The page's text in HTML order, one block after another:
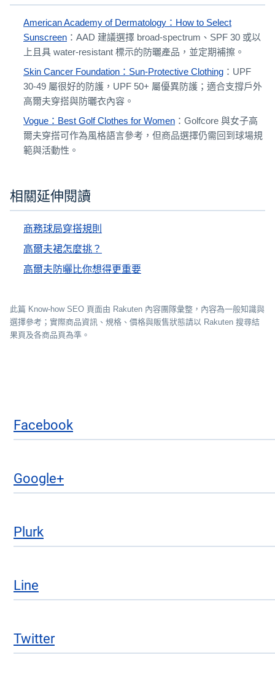
American Academy of Dermatology：How to Select
Sunscreen ：AAD 建議選擇 broad-spectrum、SPF 30 或以
上且具 water-resistant 標示的防曬產品，並定期補擦。
Skin Cancer Foundation：Sun-Protective Clothing ：UPF
30-49 屬很好的防護，UPF 50+ 屬優異防護；適合支撐戶外
高爾夫穿搭與防曬衣內容。
Vogue：Best Golf Clothes for Women ：Golfcore 與女子高
爾夫穿搭可作為風格語言參考，但商品選擇仍需回到球場規
範與活動性。
相關延伸閱讀
商務球局穿搭規則
高爾夫裙怎麼挑？
高爾夫防曬比你想得更重要
此篇 Know-how SEO 頁面由 Rakuten 內容團隊彙整，內容為一般知識與
選擇參考；實際商品資訊、規格、價格與販售狀態請以 Rakuten 搜尋結
果頁及各商品頁為準。
Facebook
Google+
Plurk
Line
Twitter